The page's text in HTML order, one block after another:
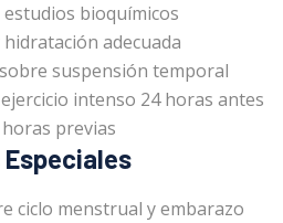
bioquímicos
adecuada
suspensión temporal
intenso 24 horas antes
previas
ciclo menstrual y embarazo